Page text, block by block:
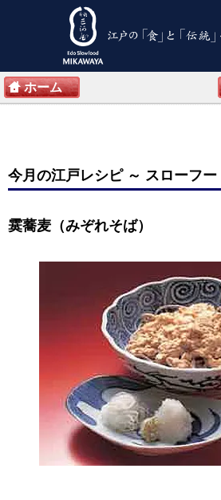
ホーム
今月の江戸レシピ ～ スローフ
霙蕎麦（みぞれそば）